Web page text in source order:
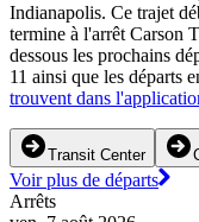
Indianapolis. Ce trajet
termine à l'arrêt Carson
dessous les prochains
11 ainsi que les départs
trouvent dans
Transit Center
Voir plus de départs
Arrêts